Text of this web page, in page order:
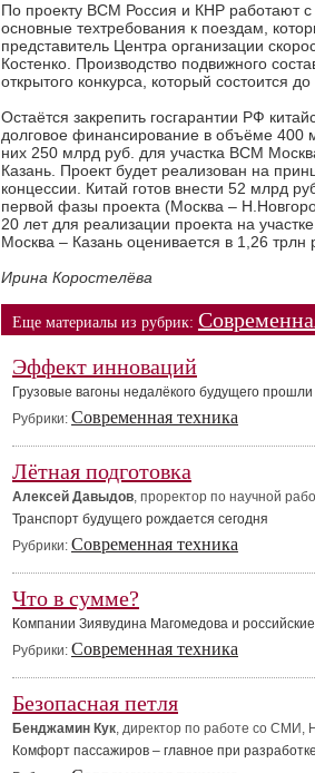
По проекту ВСМ Россия и КНР работают с
основные техтребования к поездам,
представитель Центра организации
Костенко. Производство подвижного
открытого конкурса, который состоится
Остаётся закрепить госгарантии РФ
долговое финансирование в объёме 400
них 250 млрд руб. для участка ВСМ
Казань. Проект будет реализован на
концессии. Китай готов внести 52 млрд
первой фазы проекта (Москва –
20 лет для реализации проекта на
Москва – Казань оценивается в 1,26 трлн
Ирина Коростелёва
Еще материалы из рубрик:
Эффект инноваций
Грузовые вагоны недалёкого будущего
Рубрики: Современная техника
Лётная подготовка
Алексей Давыдов, проректор по научной
Транспорт будущего рождается сегодня
Рубрики: Современная техника
Что в сумме?
Компании Зиявудина Магомедова и
Рубрики: Современная техника
Безопасная петля
Бенджамин Кук, директор по работе со СМИ,
Комфорт пассажиров – главное при